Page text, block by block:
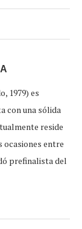
1979) es
con una sólida
reside
ocasiones entre
prefinalista del